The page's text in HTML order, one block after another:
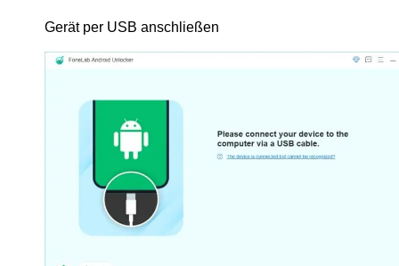
Gerät per USB anschließen